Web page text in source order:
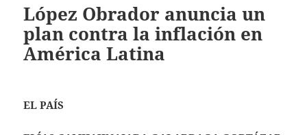
López Obrador anuncia un
plan contra la inflación en
América Latina
EL PAÍS